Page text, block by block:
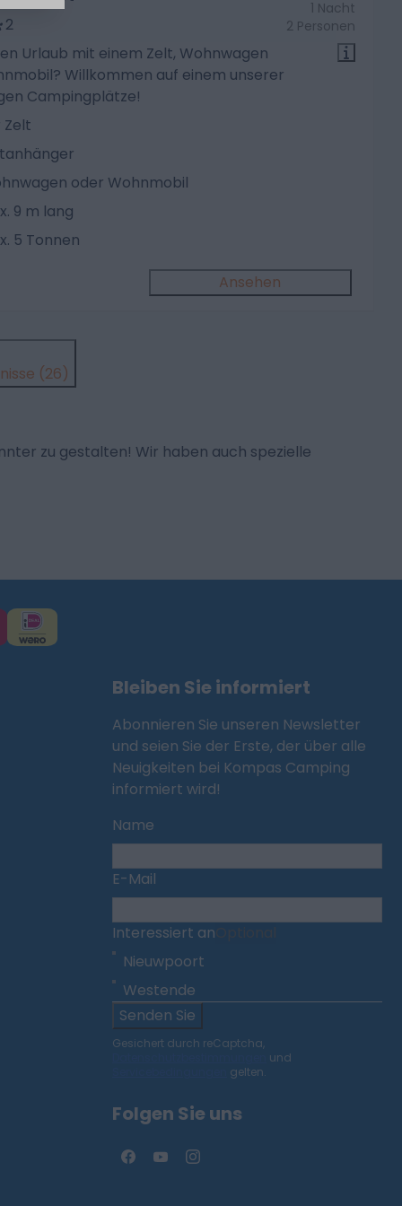
1 Nacht
2 Personen
2
Urlaub mit einem Zelt, Wohnwagen
Willkommen auf einem unserer
Campingplätze!
Zelt
oder Wohnmobil
9 m lang
5 Tonnen
Ansehen
(26)
zu gestalten! Wir haben auch spezielle
Bleiben Sie informiert
Abonnieren Sie unseren Newsletter
und seien Sie der Erste, der über alle
Neuigkeiten bei Kompas Camping
informiert wird!
Name
E-Mail
Interessiert an
Nieuwpoort
Westende
Senden Sie
Gesichert durch reCaptcha,
und
gelten.
Folgen Sie uns